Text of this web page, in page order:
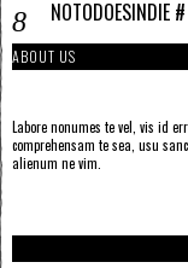
NOTODOESINDIE
ABOUT US
Labore nonumes te vel, vis id
comprehensam te sea, usu
alienum ne vim.